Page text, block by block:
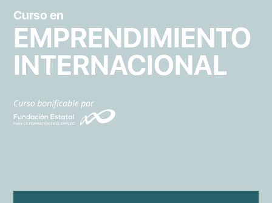
Curso en
EMPRENDIMIENTO
INTERNACIONAL